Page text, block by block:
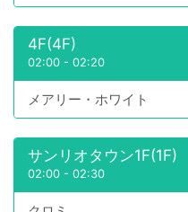
4F(4F)
02:00 - 02:20
メアリー・ホワイト
サンリオタウン1F(1F)
02:00 - 02:30